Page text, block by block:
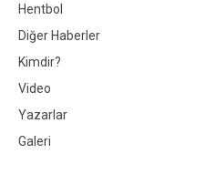
Hentbol
Diğer Haberler
Kimdir?
Video
Yazarlar
Galeri